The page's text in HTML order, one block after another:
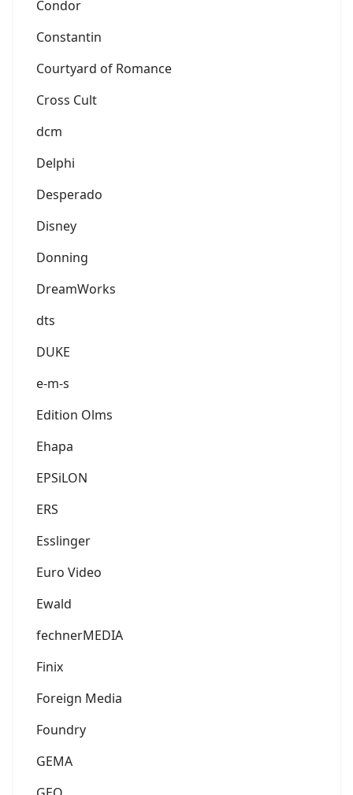
Condor
Constantin
Courtyard of Romance
Cross Cult
dcm
Delphi
Desperado
Disney
Donning
DreamWorks
dts
DUKE
e-m-s
Edition Olms
Ehapa
EPSiLON
ERS
Esslinger
Euro Video
Ewald
fechnerMEDIA
Finix
Foreign Media
Foundry
GEMA